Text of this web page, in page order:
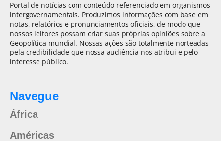
Portal de notícias com conteúdo referenciado em organismos
intergovernamentais. Produzimos informações com base em
notas, relatórios e pronunciamentos oficiais, de modo que
nossos leitores possam criar suas próprias opiniões sobre a
Geopolítica mundial. Nossas ações são totalmente norteadas
pela credibilidade que nossa audiência nos atribui e pelo
interesse público.
Navegue
África
Américas